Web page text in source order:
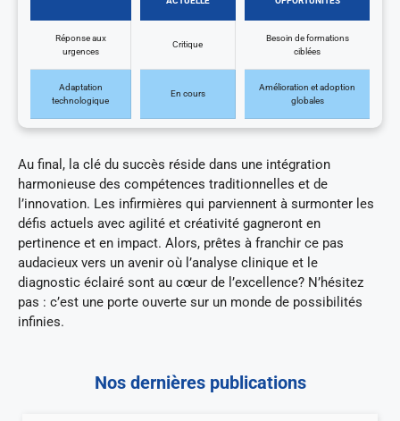
Réponse aux
urgences
Critique
Besoin de formations
ciblées
Adaptation
technologique
En cours
Amélioration et adoption
globales
Au final, la clé du succès réside dans une intégration
harmonieuse des compétences traditionnelles et de
l’innovation. Les infirmières qui parviennent à surmonter les
défis actuels avec agilité et créativité gagneront en
pertinence et en impact. Alors, prêtes à franchir ce pas
audacieux vers un avenir où l’analyse clinique et le
diagnostic éclairé sont au cœur de l’excellence? N’hésitez
pas : c’est une porte ouverte sur un monde de possibilités
infinies.
Nos dernières publications